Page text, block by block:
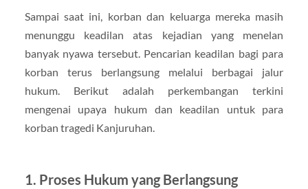
Sampai saat ini, korban dan keluarga mereka masih
menunggu keadilan atas kejadian yang menelan
banyak nyawa tersebut. Pencarian keadilan bagi para
korban terus berlangsung melalui berbagai jalur
hukum. Berikut adalah perkembangan terkini
mengenai upaya hukum dan keadilan untuk para
korban tragedi Kanjuruhan.
1. Proses Hukum yang Berlangsung